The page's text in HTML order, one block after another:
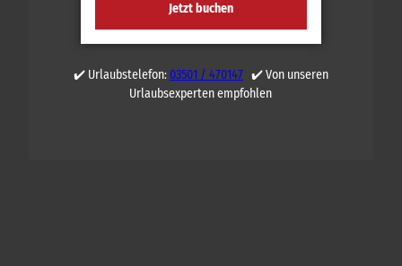
Jetzt buchen
✔️ Urlaubstelefon:03501 / 470147✔️ Von unseren
Urlaubsexperten empfohlen